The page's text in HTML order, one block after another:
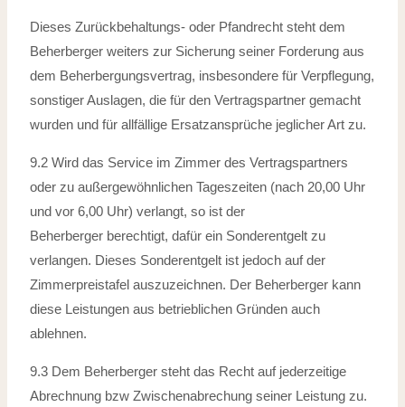
Dieses Zurückbehaltungs- oder Pfandrecht steht dem
Beherberger weiters zur Sicherung seiner Forderung aus
dem Beherbergungsvertrag, insbesondere für Verpflegung,
sonstiger Auslagen, die für den Vertragspartner gemacht
wurden undfür allfällige Ersatzansprüche jeglicher Art zu.
9.2 Wird das Service im Zimmer des Vertragspartners
oder zu außergewöhnlichenTageszeiten (nach 20,00 Uhr
und vor 6,00 Uhr) verlangt, so ist der
Beherberger berechtigt, dafür ein Sonderentgelt zu
verlangen. Dieses Sonderentgelt ist jedochauf der
Zimmerpreistafel auszuzeichnen. Der Beherberger kann
diese Leistungenaus betrieblichen Gründen auch
ablehnen.
9.3 Dem Beherberger steht das Recht auf jederzeitige
Abrechnung bzw Zwischenabrechung seiner Leistung zu.